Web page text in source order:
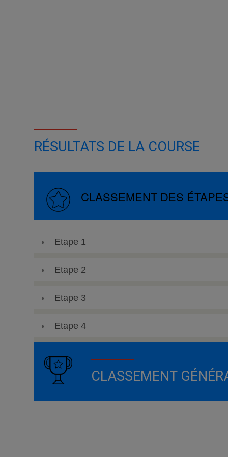
RÉSULTATS DE LA COURSE
CLASSEMENT DES
Etape 1
Etape 2
Etape 3
Etape 4
CLASSEMENT